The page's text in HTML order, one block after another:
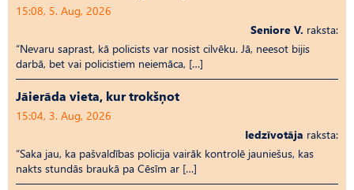
15:08, 5. Aug, 2026
Seniore V. raksta:
“Nevaru saprast, kā policists var nosist cilvēku. Jā, neesot bijis
darbā, bet vai policistiem neiemāca, […]
Jāierāda vieta, kur trokšņot
15:04, 3. Aug, 2026
Iedzīvotāja raksta:
“Saka jau, ka pašvaldības policija vairāk kontrolē jauniešus, kas
nakts stundās braukā pa Cēsīm ar […]